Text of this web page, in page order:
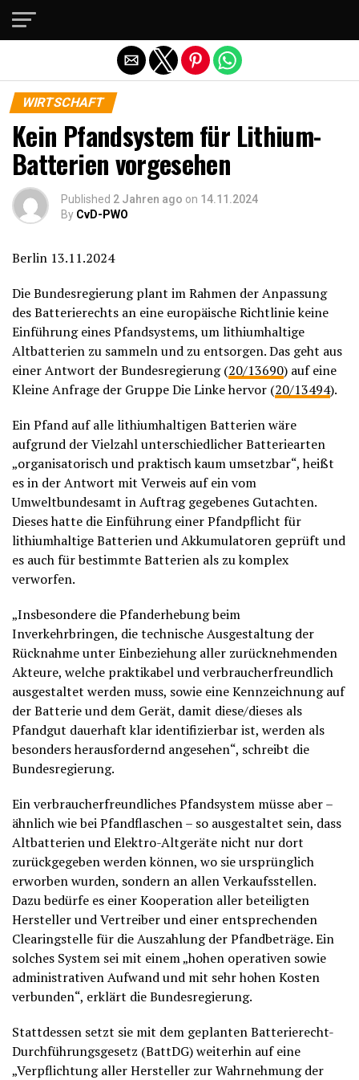
WIRTSCHAFT
Kein Pfandsystem für Lithium-
Batterien vorgesehen
Published 2 Jahren ago on 14.11.2024
By CvD-PWO
Berlin 13.11.2024
Die Bundesregierung plant im Rahmen der Anpassung
des Batterierechts an eine europäische Richtlinie keine
Einführung eines Pfandsystems, um lithiumhaltige
Altbatterien zu sammeln und zu entsorgen. Das geht aus
einer Antwort der Bundesregierung (20/13690) auf eine
Kleine Anfrage der Gruppe Die Linke hervor (20/13494).
Ein Pfand auf alle lithiumhaltigen Batterien wäre
aufgrund der Vielzahl unterschiedlicher Batteriearten
„organisatorisch und praktisch kaum umsetzbar“, heißt
es in der Antwort mit Verweis auf ein vom
Umweltbundesamt in Auftrag gegebenes Gutachten.
Dieses hatte die Einführung einer Pfandpflicht für
lithiumhaltige Batterien und Akkumulatoren geprüft und
es auch für bestimmte Batterien als zu komplex
verworfen.
„Insbesondere die Pfanderhebung beim
Inverkehrbringen, die technische Ausgestaltung der
Rücknahme unter Einbeziehung aller zurücknehmenden
Akteure, welche praktikabel und verbraucherfreundlich
ausgestaltet werden muss, sowie eine Kennzeichnung auf
der Batterie und dem Gerät, damit diese/dieses als
Pfandgut dauerhaft klar identifizierbar ist, werden als
besonders herausfordernd angesehen“, schreibt die
Bundesregierung.
Ein verbraucherfreundliches Pfandsystem müsse aber –
ähnlich wie bei Pfandflaschen – so ausgestaltet sein, dass
Altbatterien und Elektro-Altgeräte nicht nur dort
zurückgegeben werden können, wo sie ursprünglich
erworben wurden, sondern an allen Verkaufsstellen.
Dazu bedürfe es einer Kooperation aller beteiligten
Hersteller und Vertreiber und einer entsprechenden
Clearingstelle für die Auszahlung der Pfandbeträge. Ein
solches System sei mit einem „hohen operativen sowie
administrativen Aufwand und mit sehr hohen Kosten
verbunden“, erklärt die Bundesregierung.
Stattdessen setzt sie mit dem geplanten Batterierecht-
Durchführungsgesetz (BattDG) weiterhin auf eine
„Verpflichtung aller Hersteller zur Wahrnehmung der